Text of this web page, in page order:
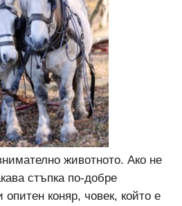
животното. Ако не
стъпка по-добре
коняр, човек, който е